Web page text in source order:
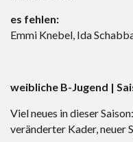
es fehlen:
Emmi Knebel, Ida
weibliche B-Jugend |
Viel neues in dieser
veränderter Kader, neuer